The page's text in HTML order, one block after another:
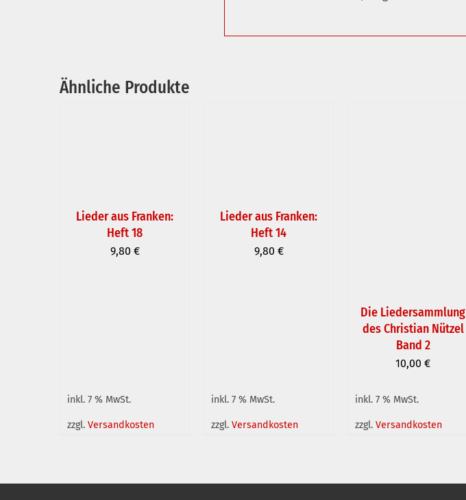
Ähnliche Produkte
IN DEN WARENKORB
DETAILS
Lieder aus Franken:
Heft 18
9,80 €
inkl. 7 % MwSt.
zzgl. Versandkosten
IN DEN WARENKORB
DETAILS
Lieder aus Franken:
Heft 14
9,80 €
inkl. 7 % MwSt.
zzgl.Versandkosten
Die Liedersammlung
des Christian Nützel
Band 2
10,00€
inkl. 7 % MwSt.
zzgl.Versandkosten